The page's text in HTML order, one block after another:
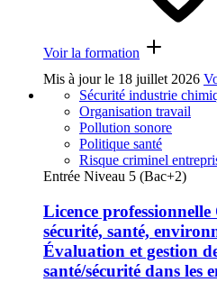
Voir la formation
Mis à jour le 18 juillet 2026
Sécurité industrie
Organisation travail
Pollution sonore
Politique santé
Risque criminel
Entrée Niveau 5 (Bac+2)
Licence
sécurité, santé,
Évaluation et gestion
santé/sécurité dans les